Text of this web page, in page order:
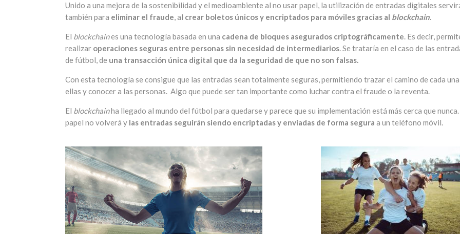
Unido a una mejora de la sostenibilidad y el medioambiente al no usar papel, la utilización de entradas digitales
también para eliminar el fraude, al crear boletos únicos y encriptados para móviles gracias al blockchain.
El blockchaines una tecnología basada en una cadena de bloques asegurados criptográficamente. Es decir,
realizar operaciones seguras entre personas sin necesidad de intermediarios. Se trataría en el caso de las
de fútbol, de una transacción única digital que da la seguridad de que no son falsas.
Con esta tecnología se consigue que las entradas sean totalmente seguras, permitiendo trazar el camino de cada una
ellas y conocer a las personas. Algo que puede ser tan importante como luchar contra el fraude o la reventa.
El blockchainha llegado al mundo del fútbol para quedarse y parece que su implementación está más cerca que nunca.
papel no volverá y las entradas seguirán siendo encriptadas y enviadas de forma segura a un teléfono móvil.